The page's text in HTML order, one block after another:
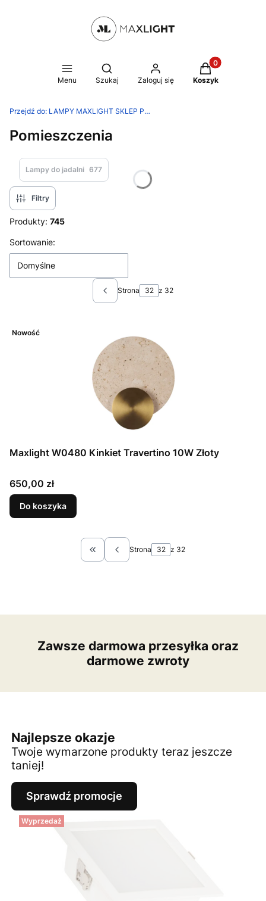
Menu
Otwórz wyszukiwarkę
Szukaj Zaloguj się
Produkty w
Koszyk
Przejdź do: LAMPY MAXLIGHT SKLEP PRODUCENTA
Pomieszczenia
Lampy do jadalni 677
Filtry
Produkty: 745
Lista produktów
Sortowanie:
Domyślne
Poprzednie produkty
Strona z 32
Nowość
Maxlight W0480 Kinkiet Travertino 10W Złoty
Cena
650,00 zł
Do koszyka
Wróć do pierwszej strony z produktami
Strona z 32
Zawsze darmowa przesyłka oraz
darmowe zwroty
Najlepsze okazje
Twoje wymarzone produkty teraz jeszcze
taniej!
Sprawdź promocje
Wyprzedaż